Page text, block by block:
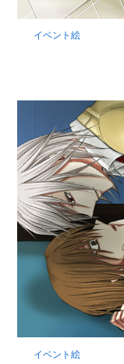
イベント絵
イベント絵